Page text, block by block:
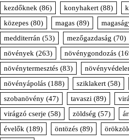
kezdőknek (86) konyhakert (88)
közepes (80) magas (89)
medditerrán (53) mezőgazdaság (70)
növények (263) növénygondozás
növénytermesztés (83)
növényápolás (188) sziklakert (58)
szobanövény (47) tavaszi (89)
virágzó cserje (58) zöldség (57)
évelők (189) öntözés (89)